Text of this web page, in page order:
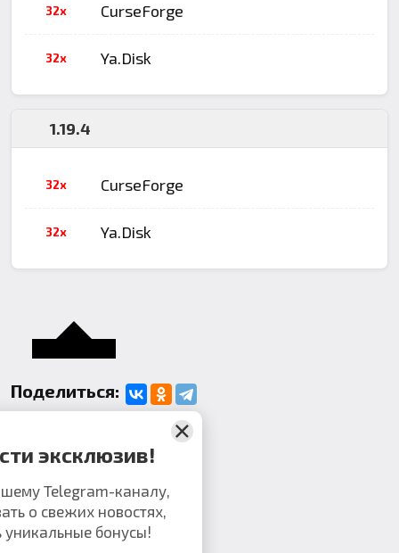
32x CurseForge
32x Ya.Disk
1.19.4
32x CurseForge
32x Ya.Disk
Поделиться:
Комментарии
Не пропусти эксклюзив!
к нашему Telegram-каналу,
первым узнавать о свежих новостях,
и получать уникальные бонусы!